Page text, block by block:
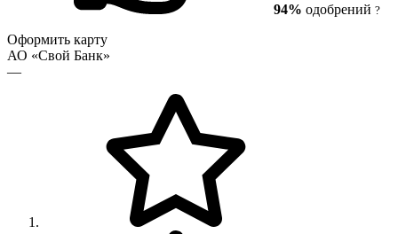
94% одобрений ?
Оформить карту
АО «Свой Банк»
—